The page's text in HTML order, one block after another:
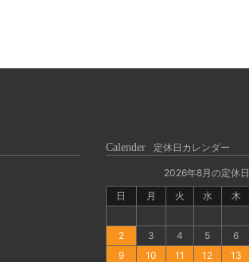
Calender 定休日カレンダー
2026年8月の定休日
日
月 火 水 木
2
3 4 5 6
9
10 11 12 13